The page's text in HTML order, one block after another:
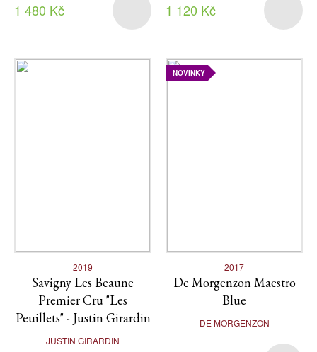
1 480 Kč 1 120 Kč
2019
Savigny Les Beaune
Premier Cru "Les
Peuillets" - Justin Girardin
JUSTIN GIRARDIN
NOVINKY
2017
De Morgenzon Maestro
Blue
DE MORGENZON